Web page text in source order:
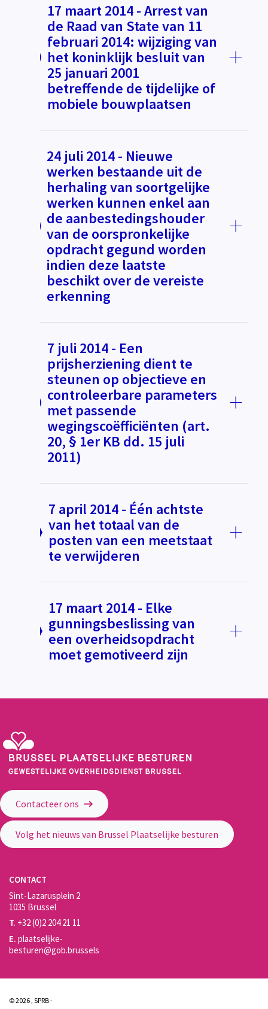
17 maart 2014 - Arrest van
de Raad van State van 11
februari 2014: wijziging van
het koninklijk besluit van
25 januari 2001
betreffende de tijdelijke of
mobiele bouwplaatsen
24 juli 2014 - Nieuwe
werken bestaande uit de
herhaling van soortgelijke
werken kunnen enkel aan
de aanbestedingshouder
van de oorspronkelijke
opdracht gegund worden
indien deze laatste
beschikt over de vereiste
erkenning
7 juli 2014 - Een
prijsherziening dient te
steunen op objectieve en
controleerbare parameters
met passende
wegingscoëfficiënten (art.
20, § 1er KB dd. 15 juli
2011)
7 april 2014 - Één achtste
van het totaal van de
posten van een meetstaat
te verwijderen
17 maart 2014 - Elke
gunningsbeslissing van
een overheidsopdracht
moet gemotiveerd zijn
Contacteer ons
Volg het nieuws van Brussel Plaatselijke besturen
CONTACT
Sint-Lazarusplein 2
1035 Brussel
T. +32 (0)2 204 21 11
E. plaatselijke-
besturen@gob.brussels
© 2026 , SPRB -